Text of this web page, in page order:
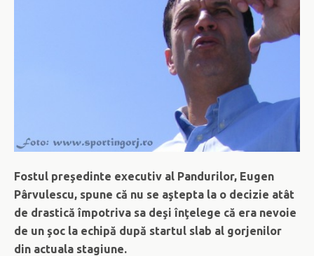
Fostul preşedinte executiv al Pandurilor, Eugen
Pârvulescu, spune că nu se aştepta la o decizie atât
de drastică împotriva sa deşi înţelege că era nevoie
de un şoc la echipă după startul slab al gorjenilor
din actuala stagiune.